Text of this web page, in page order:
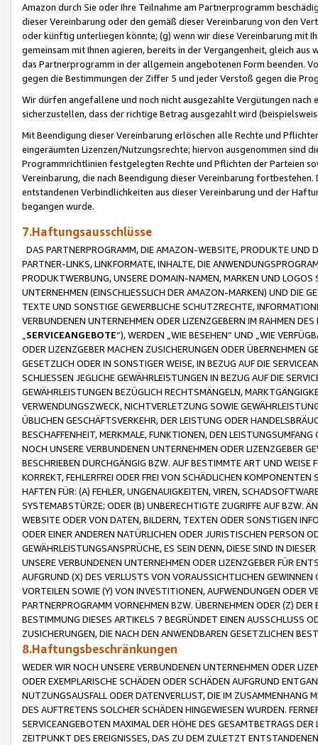
Amazon durch Sie oder Ihre Teilnahme am Partnerprogramm
dieser Vereinbarung oder den gemäß dieser Vereinbarung von den
oder künftig unterliegen könnte; (g) wenn wir diese Vereinbarung mit
gemeinsam mit Ihnen agieren, bereits in der Vergangenheit, gleich
das Partnerprogramm in der allgemein angebotenen Form beenden.
gegen die Bestimmungen der Ziffer 5 und jeder Verstoß gegen die
Wir dürfen angefallene und noch nicht ausgezahlte Vergütungen
sicherzustellen, dass der richtige Betrag ausgezahlt wird
Mit Beendigung dieser Vereinbarung erlöschen alle Rechte und
eingeräumten Lizenzen/Nutzungsrechte; hiervon ausgenommen sind
Programmrichtlinien festgelegten Rechte und Pflichten der Parteien
Vereinbarung, die nach Beendigung dieser Vereinbarung
entstandenen Verbindlichkeiten aus dieser Vereinbarung und der
begangen wurde.
7.Haftungsausschlüsse
DAS PARTNERPROGRAMM, DIE AMAZON-WEBSITE, PRODUKTE UND
PARTNER-LINKS, LINKFORMATE, INHALTE, DIE
PRODUKTWERBUNG, UNSERE DOMAIN-NAMEN, MARKEN UND
UNTERNEHMEN (EINSCHLIESSLICH DER AMAZON-MARKEN) UND DIE
TEXTE UND SONSTIGE GEWERBLICHE SCHUTZRECHTE,
VERBUNDENEN UNTERNEHMEN ODER LIZENZGEBERN IM RAHMEN
SERVICEANGEBOTE“), WERDEN „WIE BESEHEN“ UND „WIE
ODER LIZENZGEBER MACHEN ZUSICHERUNGEN ODER ÜBERNEHMEN
GESETZLICH ODER IN SONSTIGER WEISE, IN BEZUG AUF DIE
SCHLIESSEN JEGLICHE GEWÄHRLEISTUNGEN IN BEZUG AUF DIE
GEWÄHRLEISTUNGEN BEZÜGLICH RECHTSMÄNGELN,
VERWENDUNGSZWECK, NICHTVERLETZUNG SOWIE
ÜBLICHEN GESCHÄFTSVERKEHR, DER LEISTUNG ODER
BESCHAFFENHEIT, MERKMALE, FUNKTIONEN, DEN
NOCH UNSERE VERBUNDENEN UNTERNEHMEN ODER LIZENZGEBER
BESCHRIEBEN DURCHGÄNGIG BZW. AUF BESTIMMTE ART UND
KORREKT, FEHLERFREI ODER FREI VON SCHÄDLICHEN
HAFTEN FÜR: (A) FEHLER, UNGENAUIGKEITEN, VIREN,
SYSTEMABSTÜRZE; ODER (B) UNBERECHTIGTE ZUGRIFFE AUF BZW.
WEBSITE ODER VON DATEN, BILDERN, TEXTEN ODER SONSTIGEN
ODER EINER ANDEREN NATÜRLICHEN ODER JURISTISCHEN PERSON
GEWÄHRLEISTUNGSANSPRÜCHE, ES SEIN DENN, DIESE SIND IN
UNSERE VERBUNDENEN UNTERNEHMEN ODER LIZENZGEBER FÜR
AUFGRUND (X) DES VERLUSTS VON VORAUSSICHTLICHEN
VORTEILEN SOWIE (Y) VON INVESTITIONEN, AUFWENDUNGEN ODER
PARTNERPROGRAMM VORNEHMEN BZW. ÜBERNEHMEN ODER (Z)
BESTIMMUNG DIESES ARTIKELS 7 BEGRÜNDET EINEN AUSSCHLUSS
ZUSICHERUNGEN, DIE NACH DEN ANWENDBAREN GESETZLICHEN
8.Haftungsbeschränkungen
WEDER WIR NOCH UNSERE VERBUNDENEN UNTERNEHMEN ODER
ODER EXEMPLARISCHE SCHÄDEN ODER SCHÄDEN AUFGRUND
NUTZUNGSAUSFALL ODER DATENVERLUST, DIE IM ZUSAMMENHANG
DES AUFTRETENS SOLCHER SCHÄDEN HINGEWIESEN WURDEN.
SERVICEANGEBOTEN MAXIMAL DER HÖHE DES GESAMTBETRAGS
ZEITPUNKT DES EREIGNISSES, DAS ZU DEM ZULETZT